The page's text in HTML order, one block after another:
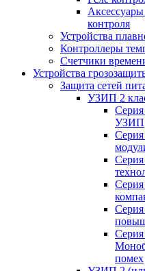
контроля
Устройства
Контроллеры
Счетчики
Устройства
Защита сетей
УЗИП 2
УЗИП
помех